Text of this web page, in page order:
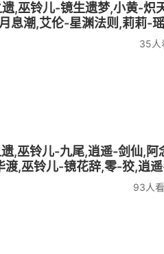
,巫铃儿-镜生遗梦,小黄-炽
息潮,艾伦-星渊法则,莉莉-
橙留香,逍遥-菠萝吹雪,薇薇
35人
,巫铃儿-九尾,逍遥-剑仙,
,巫铃儿-镜花辞,零-狡,逍
93人